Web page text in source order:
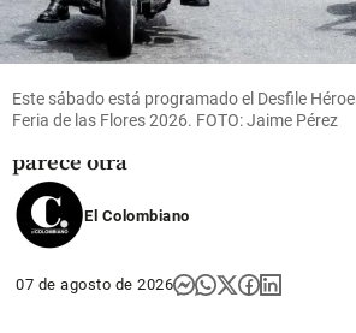
Entretenimiento
¡Está muy
cambiada!
Epa Colombia
reapareció en
parece otra
share
Este sábado está programado el Desfile
Feria de las Flores 2026. FOTO: Jaime Pérez
El Colombiano
07 de agosto de 2026